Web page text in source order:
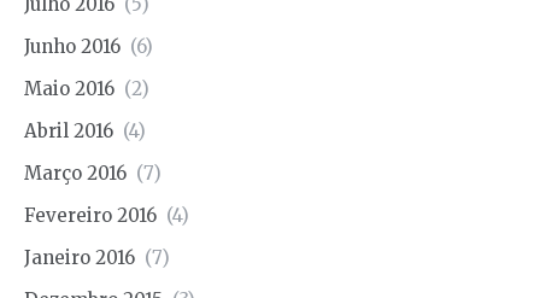
Junho 2016 (6)
Maio 2016 (2)
Abril 2016 (4)
Março 2016 (7)
Fevereiro 2016 (4)
Janeiro 2016 (7)